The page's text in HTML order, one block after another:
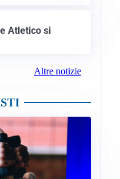
Atletico si
Altre notizie